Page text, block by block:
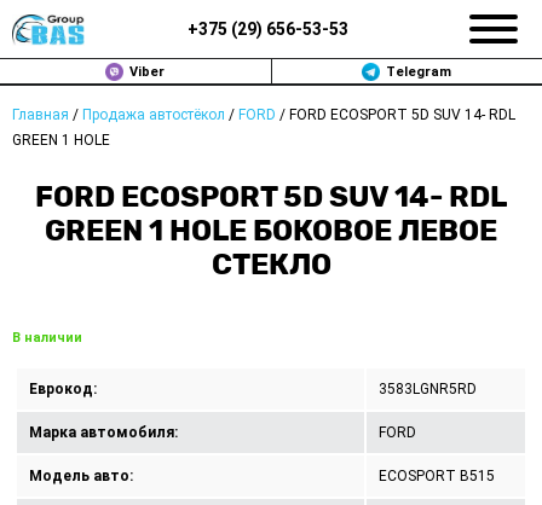
+375 (29) 656-53-53
Viber Telegram
Главная / Продажа автостёкол / FORD / FORD ECOSPORT 5D SUV 14- RDL
GREEN 1 HOLE
FORD ECOSPORT 5D SUV 14- RDL
GREEN 1 HOLE БОКОВОЕ ЛЕВОЕ
СТЕКЛО
В наличии
Еврокод: 3583LGNR5RD
Марка автомобиля: FORD
Модель авто: ECOSPORT B515
ЗАМЕНА АВТОСТЕКОЛ В МИНСКЕ
ПРОДАЖА АВТОСТЁКОЛ
РЕМОНТ
ПОЛИТИКА КОНФИДЕНЦИАЛЬНОСТИ